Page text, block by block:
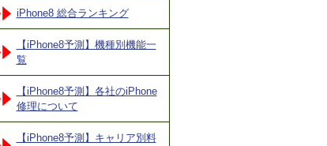
iPhone8 総合ランキング
【iPhone8予測】機種別機能一
覧
【iPhone8予測】各社のiPhone
修理について
【iPhone8予測】キャリア別料